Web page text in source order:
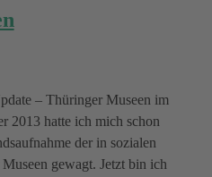
– Thüringer Museen im
2013 hatte ich mich schon
der in sozialen
gewagt. Jetzt bin ich